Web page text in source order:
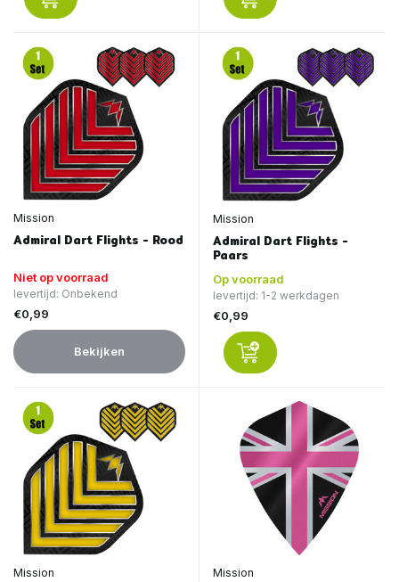
Mission
Admiral Dart Flights - Rood
Niet op voorraad
levertijd: Onbekend
€0,99
Bekijken
Mission
Admiral Dart Flights -
Paars
Op voorraad
levertijd: 1-2 werkdagen
€0,99
Mission Mission